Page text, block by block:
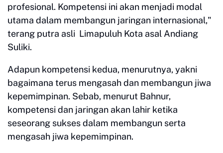
profesional. Kompetensi ini akan menjadi modal
utama dalam membangun jaringan internasional,"
terang putra asli Limapuluh Kota asal Andiang
Suliki.
Adapun kompetensi kedua, menurutnya, yakni
bagaimana terus mengasah dan membangun jiwa
kepemimpinan. Sebab, menurut Bahnur,
kompetensi dan jaringan akan lahir ketika
seseorang sukses dalam membangun serta
mengasah jiwa kepemimpinan.